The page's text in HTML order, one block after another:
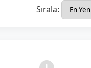
Sırala: